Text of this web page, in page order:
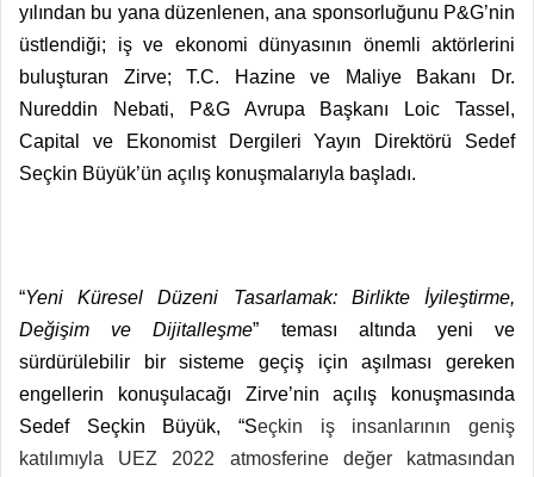
yılından bu yana düzenlenen, ana sponsorluğunu P&G’nin
üstlendiği; iş ve ekonomi dünyasının önemli aktörlerini
buluşturan Zirve; T.C. Hazine ve Maliye Bakanı Dr.
Nureddin Nebati, P&G Avrupa Başkanı
Loic Tassel,
Capital ve Ekonomist Dergileri Yayın Direktörü Sedef
Seçkin Büyük’ün açılış konuşmalarıyla başladı.
“Yeni Küresel Düzeni Tasarlamak: Birlikte İyileştirme,
Değişim ve Dijitalleşme” teması altında yeni ve
sürdürülebilir bir sisteme geçiş için aşılması gereken
engellerin konuşulacağı Zirve’nin açılış konuşmasında
Sedef Seçkin Büyük, “Seçkin iş insanlarının geniş
katılımıyla UEZ 2022 atmosferine değer katmasından